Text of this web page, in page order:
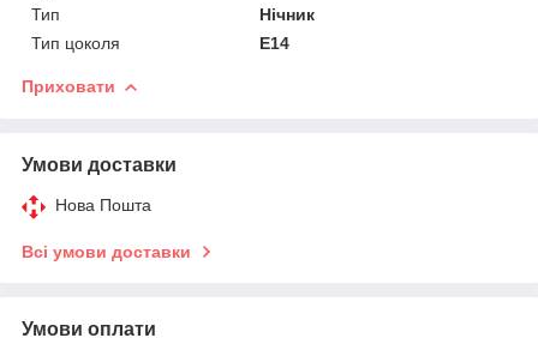
Тип
Нічник
Тип цоколя
E14
Приховати
Умови доставки
Нова Пошта
Всі умови доставки
Умови оплати